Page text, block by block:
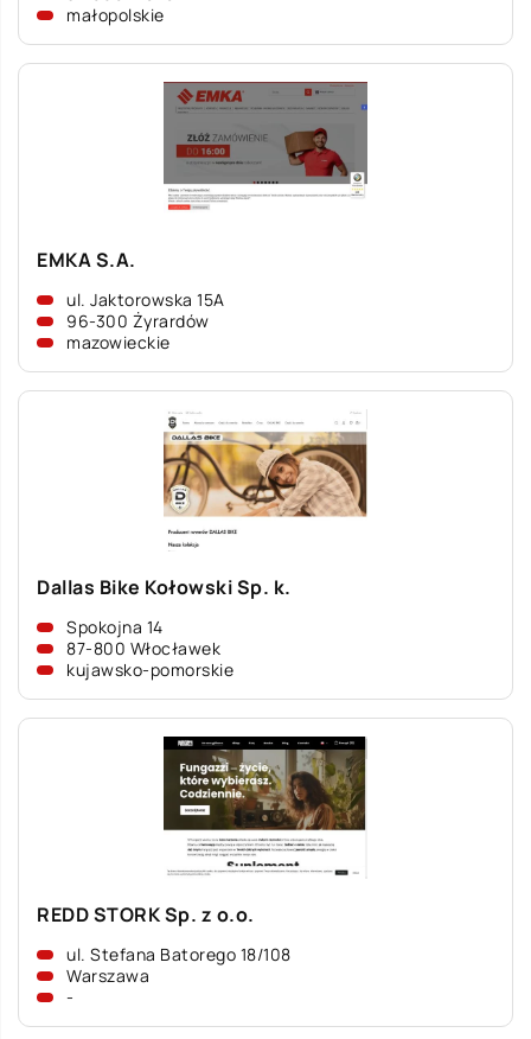
małopolskie
EMKA S.A.
ul. Jaktorowska 15A
96-300 Żyrardów
mazowieckie
Dallas Bike Kołowski Sp. k.
Spokojna 14
87-800 Włocławek
kujawsko-pomorskie
REDD STORK Sp. z o.o.
ul. Stefana Batorego 18/108
Warszawa
-